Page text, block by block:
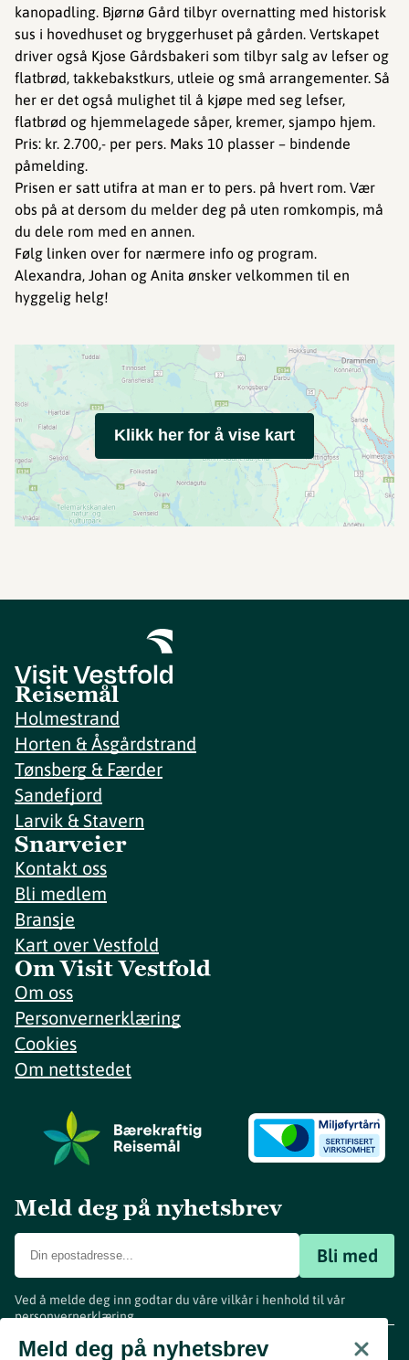
kanopadling. Bjørnø Gård tilbyr overnatting med historisk
sus i hovedhuset og bryggerhuset på gården. Vertskapet
driver også Kjose Gårdsbakeri som tilbyr salg av lefser og
flatbrød, takkebakstkurs, utleie og små arrangementer. Så
her er det også mulighet til å kjøpe med seg lefser,
flatbrød og hjemmelagede såper, kremer, sjampo hjem.
Pris: kr. 2.700,- per pers. Maks 10 plasser – bindende
påmelding.
Prisen er satt utifra at man er to pers. på hvert rom. Vær
obs på at dersom du melder deg på uten romkompis, må
du dele rom med en annen.
Følg linken over for nærmere info og program.
Alexandra, Johan og Anita ønsker velkommen til en
hyggelig helg!
Klikk her for å vise kart
Reisemål
Holmestrand
Horten & Åsgårdstrand
Tønsberg & Færder
Sandefjord
Larvik & Stavern
Snarveier
Kontakt oss
Bli medlem
Bransje
Kart over Vestfold
Om Visit Vestfold
Om oss
Personvernerklæring
Cookies
Om nettstedet
Meld deg på nyhetsbrev
Bli med
Ved å melde deg inn godtar du våre vilkår i henhold til vår
personvernerklæring.
Meld deg på nyhetsbrev
www.visitvestfold.com